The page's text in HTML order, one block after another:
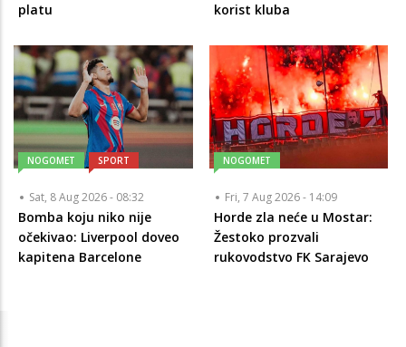
platu
korist kluba
NOGOMET SPORT
Sat, 8 Aug 2026 - 08:32
Bomba koju niko nije
očekivao: Liverpool doveo
kapitena Barcelone
NOGOMET
Fri, 7 Aug 2026 - 14:09
Horde zla neće u Mostar:
Žestoko prozvali
rukovodstvo FK Sarajevo